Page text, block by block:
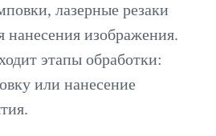
лазерные резаки
нанесения изображения.
этапы обработки:
или нанесение